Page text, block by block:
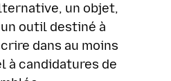
un objet,
outil destiné à
dans au moins
à candidatures de